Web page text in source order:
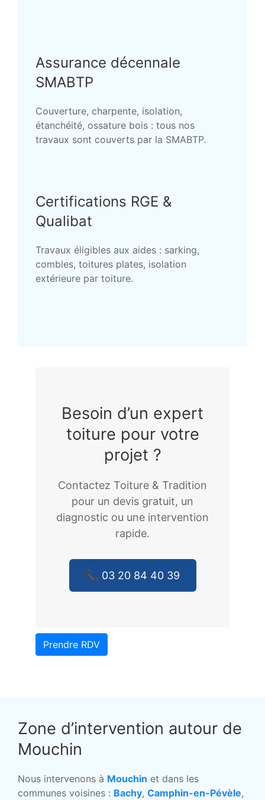
Assurance décennale
SMABTP
Couverture, charpente, isolation,
étanchéité, ossature bois : tous nos
travaux sont couverts par la SMABTP.
Certifications RGE &
Qualibat
Travaux éligibles aux aides : sarking,
combles, toitures plates, isolation
extérieure par toiture.
Besoin d’un expert
toiture pour votre
projet ?
Contactez Toiture & Tradition
pour un devis gratuit, un
diagnostic ou une intervention
rapide.
📞 03 20 84 40 39
Prendre RDV
Zone d’intervention autour de
Mouchin
Nous intervenons à Mouchin et dans les
communes voisines : Bachy, Camphin-en-Pévèle,